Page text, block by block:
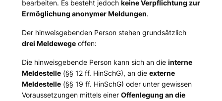
bearbeiten. Es besteht jedoch keine Verpflichtung zur
Ermöglichung anonymer Meldungen.
Der hinweisgebenden Person stehen grundsätzlich
drei Meldewegeoffen:
Die hinweisgebende Person kann sich an die interne
Meldestelle(§§ 12 ff. HinSchG), an die externe
Meldestelle(§§ 19 ff. HinSchG) oder unter gewissen
Voraussetzungen mittels einer Offenlegung an die